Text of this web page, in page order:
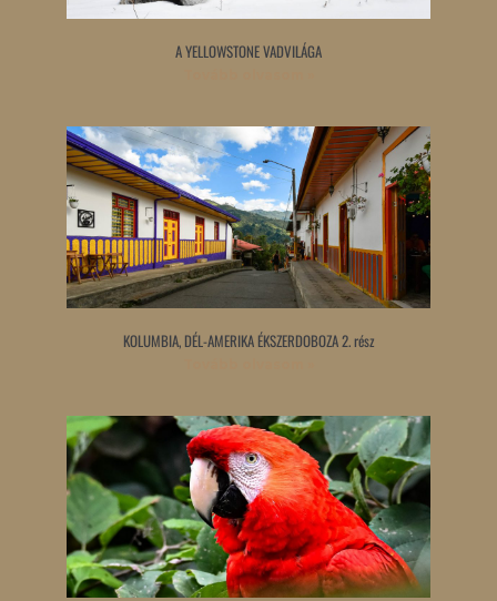
A YELLOWSTONE VADVILÁGA
KOLUMBIA, DÉL-AMERIKA ÉKSZERDOBOZA 2. rész